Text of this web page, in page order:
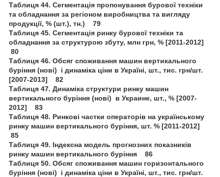
Таблиця 44. Сегментація пропонування бурової техніки
та обладнання за регіоном виробництва та вигляду
продукції, % (шт.), тн.) 79
Таблиця 45. Сегментація ринку бурової техніки та
обладнання за структурою збуту, млн грн, % [2011-2012]
80
Таблиця 46. Обсяг споживання машин вертикального
буріння (нові) і динаміка ціни в Україні, шт., тис. грн/шт.
[2007-2013] 82
Таблиця 47. Динаміка структури ринку машин
вертикального буріння (нові) в Украине, шт., % [2007-
2012] 83
Таблиця 48. Ринкові частки операторів на українському
ринку машин вертикального буріння, шт. % [2011-2012]
85
Таблиця 49. Індексна модель прогнозних показників
ринку машин вертикального буріння 86
Таблиця 50. Обсяг споживання машин горизонтального
буріння (нові) і динаміка ціни в Україні, шт., тис. грн/шт.